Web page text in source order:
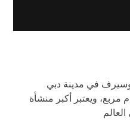
في مدينة دبي
على مساحة 40000 قدم مربع، ويعتبر أكبر منشأة